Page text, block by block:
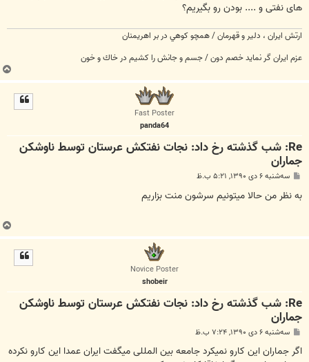
های نفتی و .... بودن رو بگیریم؟
ارتش ايران ،‌ دلير و قهرمان / همچو كوهي در بر اهريمنان
عزم ايران گر نمايد خصم دون / جسم و جانش را كشيم در خاك و خون
ب
ا
Fast Poster
panda64
Re: شب گذشته رخ داد: نجات نفتکش عرستان توسط ناوشکن
جماران
پ
ت
سه‌شنبه ۶ دی ۱۳۹۰, ۵:۲۱ ب.ظ
به نظر من حالا میتونیم سرشون منت بزاریم
ب
ا
Novice Poster
shobeir
Re: شب گذشته رخ داد: نجات نفتکش عرستان توسط ناوشکن
جماران
پ
ت
سه‌شنبه ۶ دی ۱۳۹۰, ۷:۲۴ ب.ظ
اگر جماران این کارو نمیکرد جامعه بین المللی میگفت ایران عمدا این کارو نکرده